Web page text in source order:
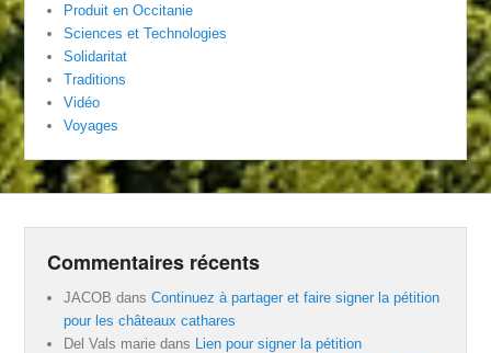
Produit en Occitanie
Sciences et Technologies
Solidaritat
Traditions
Vidéo
Voyages
Commentaires récents
JACOB dansContinuez à partager et faire signer la pétition
pour les châteaux cathares
Del Vals marie dans Lien pour signer la pétition